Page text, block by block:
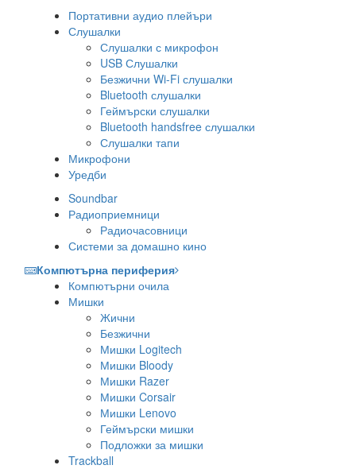
Портативни аудио плейъри
Слушалки
Слушалки с микрофон
USB Слушалки
Безжични Wi-Fi слушалки
Bluetooth слушалки
Геймърски слушалки
Bluetooth handsfree слушалки
Слушалки тапи
Микрофони
Уредби
Soundbar
Радиоприемници
Радиочасовници
Системи за домашно кино
Компютърна периферия
Компютърни очила
Мишки
Жични
Безжични
Мишки Logitech
Мишки Bloody
Мишки Razer
Мишки Corsair
Мишки Lenovo
Геймърски мишки
Подложки за мишки
Trackball